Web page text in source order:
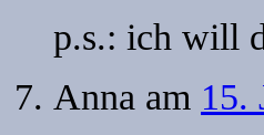
p.s.: ich will
Anna am 15.